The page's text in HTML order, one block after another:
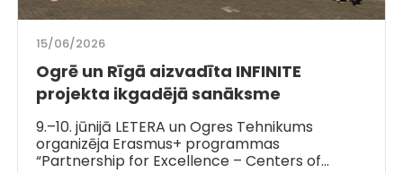
15/06/2026
Ogrē un Rīgā aizvadīta INFINITE
projekta ikgadējā sanāksme
9.–10. jūnijā LETERA un Ogres Tehnikums
organizēja Erasmus+ programmas
“Partnership for Excellence – Centers of…